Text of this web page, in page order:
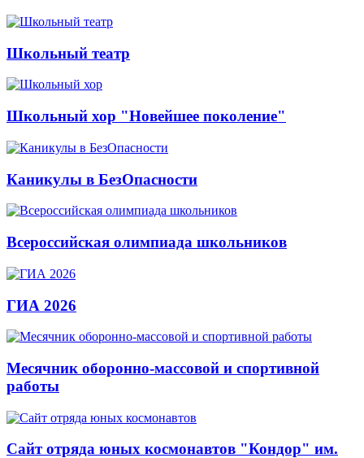
Школьный театр
Школьный хор "Новейшее поколение"
Каникулы в БезОпасности
Всероссийская олимпиада школьников
ГИА 2026
Месячник оборонно-массовой и спортивной
работы
Сайт отряда юных космонавтов "Кондор" им.